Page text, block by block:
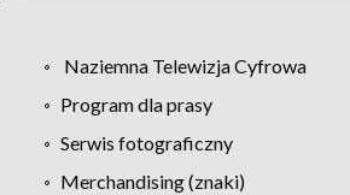
Naziemna Telewizja Cyfrowa
Program dla prasy
Serwis fotograficzny
Merchandising (znaki)